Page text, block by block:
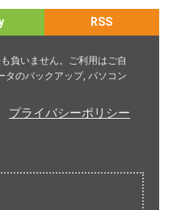
RSS
負いません。ご利用はご自
のバックアップ, パソコン
プライバシーポリシー